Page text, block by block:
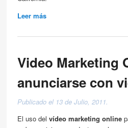
Leer más
Video Marketing
anunciarse con
Publicado el 13 de Julio, 2011.
El uso delvídeo marketing online